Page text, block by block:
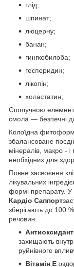
глід;
шпинат;
люцерну;
банан;
гингкобилоба;
гесперидин;
лікопін;
холастатин;
Сполучною
смола — безпечні
Колоїдна
збалансоване
мінералів, макро - і
необхідних для
Повне засвоєння
лікувальних
формі препарату. У
Кардіо Саппорт
зберігають до 100
речовин.
захищають
руйнівного
Вітамін Е